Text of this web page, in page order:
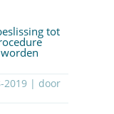
tot
2019| door